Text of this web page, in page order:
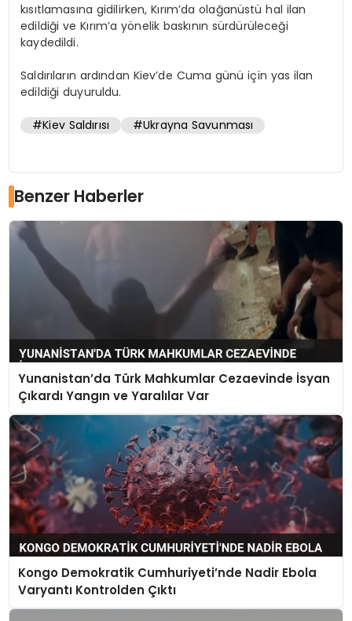
kısıtlamasına gidilirken, Kırım’da olağanüstü hal ilan
edildiği ve Kırım’a yönelik baskının sürdürüleceği
kaydedildi.
Saldırıların ardından Kiev’de Cuma günü için yas ilan
edildiği duyuruldu.
#Kiev Saldırısı #Ukrayna Savunması
Benzer Haberler
Yunanistan’da Türk Mahkumlar Cezaevinde İsyan
Çıkardı Yangın ve Yaralılar Var
Kongo Demokratik Cumhuriyeti’nde Nadir Ebola
Varyantı Kontrolden Çıktı